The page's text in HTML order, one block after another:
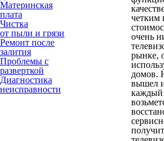
Материнская
плата
Чистка
от пыли и грязи
Ремонт после
залития
Проблемы с
разверткой
Диагностика
неисправности
четким
очень
рынке,
домов.
вышел
каждый